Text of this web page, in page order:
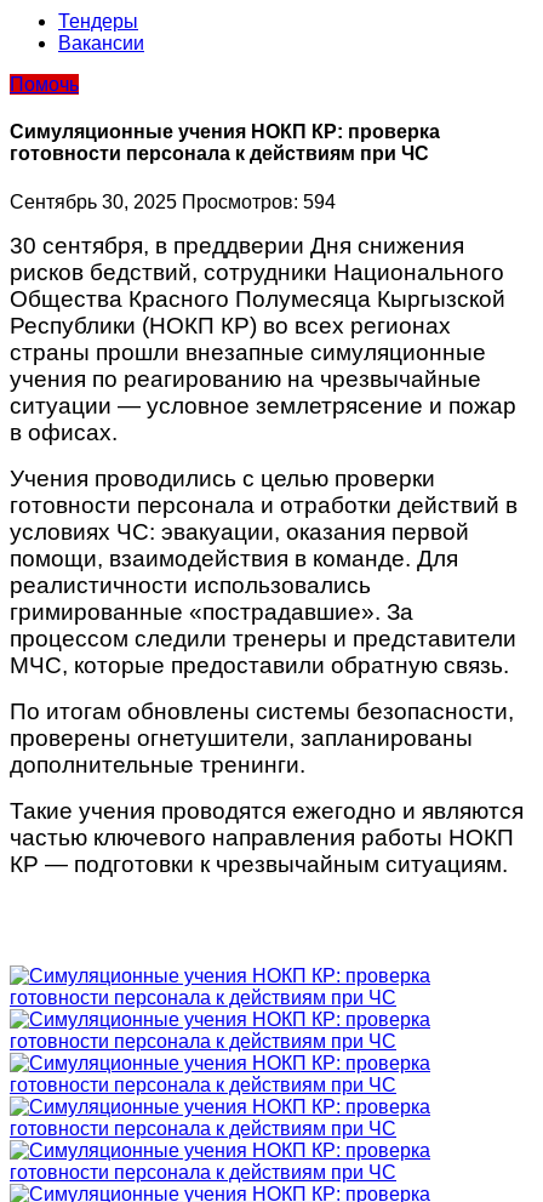
Тендеры
Вакансии
Помочь
Симуляционные учения НОКП КР: проверка
готовности персонала к действиям при ЧС
Сентябрь 30, 2025 Просмотров: 594
30 сентября, в преддверии Дня снижения
рисков бедствий, сотрудники Национального
Общества Красного Полумесяца Кыргызской
Республики (НОКП КР) во всех регионах
страны прошли внезапные симуляционные
учения по реагированию на чрезвычайные
ситуации — условное землетрясение и пожар
в офисах.
Учения проводились с целью проверки
готовности персонала и отработки действий в
условиях ЧС: эвакуации, оказания первой
помощи, взаимодействия в команде. Для
реалистичности использовались
гримированные «пострадавшие». За
процессом следили тренеры и представители
МЧС, которые предоставили обратную связь.
По итогам обновлены системы безопасности,
проверены огнетушители, запланированы
дополнительные тренинги.
Такие учения проводятся ежегодно и являются
частью ключевого направления работы НОКП
КР — подготовки к чрезвычайным ситуациям.